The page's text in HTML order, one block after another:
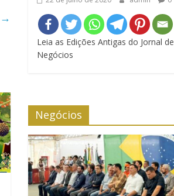
→
Leia as Edições Antigas do Jornal de
Negócios
Negócios